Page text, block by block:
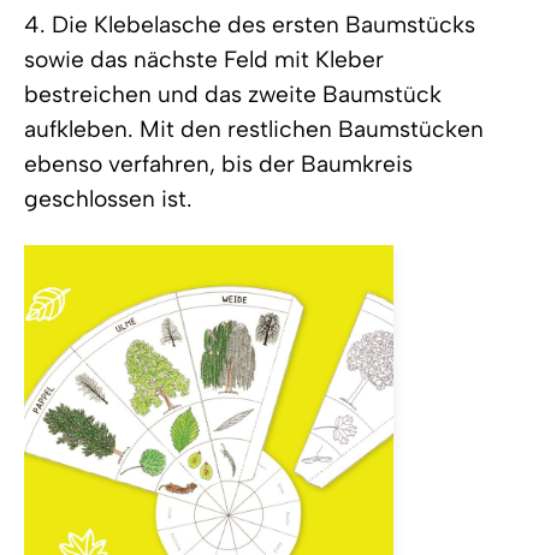
4. Die Klebelasche des ersten Baumstücks
sowie das nächste Feld mit Kleber
bestreichen und das zweite Baumstück
aufkleben. Mit den restlichen Baumstücken
ebenso verfahren, bis der Baumkreis
geschlossen ist.